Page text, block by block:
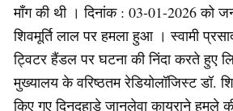
माँग की थी । दिनांक : 03-01-2026 को
शिवमूर्ति लाल पर हमला हुआ । स्वामी
ट्विटर हैंडल पर घटना की निंदा करते हुए
मुख्यालय के वरिष्ठतम रेडियोलॉजिस्ट डॉ.
किए गए दिनदहाड़े जानलेवा कायराने हमले